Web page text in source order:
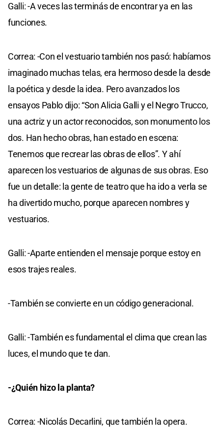
Galli: -A veces las terminás de encontrar ya en las
funciones.
Correa: -Con el vestuario también nos pasó: habíamos
imaginado muchas telas, era hermoso desde la desde
la poética y desde la idea. Pero avanzados los
ensayos Pablo dijo: “Son Alicia Galli y el Negro Trucco,
una actriz y un actor reconocidos, son monumento los
dos. Han hecho obras, han estado en escena:
Tenemos que recrear las obras de ellos”. Y ahí
aparecen los vestuarios de algunas de sus obras. Eso
fue un detalle: la gente de teatro que ha ido a verla se
ha divertido mucho, porque aparecen nombres y
vestuarios.
Galli: -Aparte entienden el mensaje porque estoy en
esos trajes reales.
-También se convierte en un código generacional.
Galli: -También es fundamental el clima que crean las
luces, el mundo que te dan.
-¿Quién hizo la planta?
Correa: -Nicolás Decarlini, que también la opera.